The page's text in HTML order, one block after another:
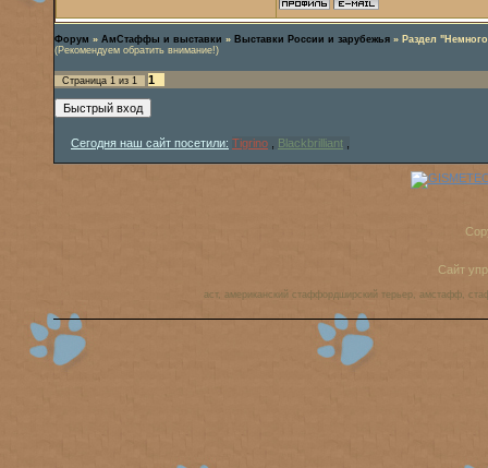
Форум » АмСтаффы и выставки » Выставки России и зарубежья » Раздел
(Рекомендуем обратить внимание!)
Страница 1 из 1 1
Сегодня наш сайт посетили: Tigrino Blackbrilliant
Сайт
аст, американский стаффордширский терьер, амстафф,